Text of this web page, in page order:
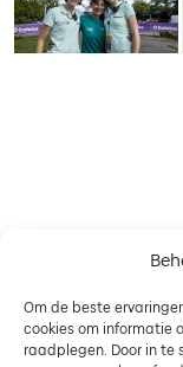
Om de beste
cookies om informatie
raadplegen. Door in te